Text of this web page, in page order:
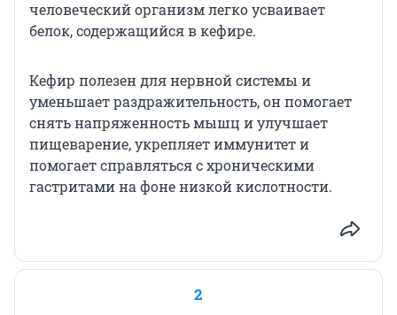
человеческий организм легко усваивает
белок, содержащийся в кефире.
Кефир полезен для нервной системы и
уменьшает раздражительность, он помогает
снять напряженность мышц и улучшает
пищеварение, укрепляет иммунитет и
помогает справляться с хроническими
гастритами на фоне низкой кислотности.
2